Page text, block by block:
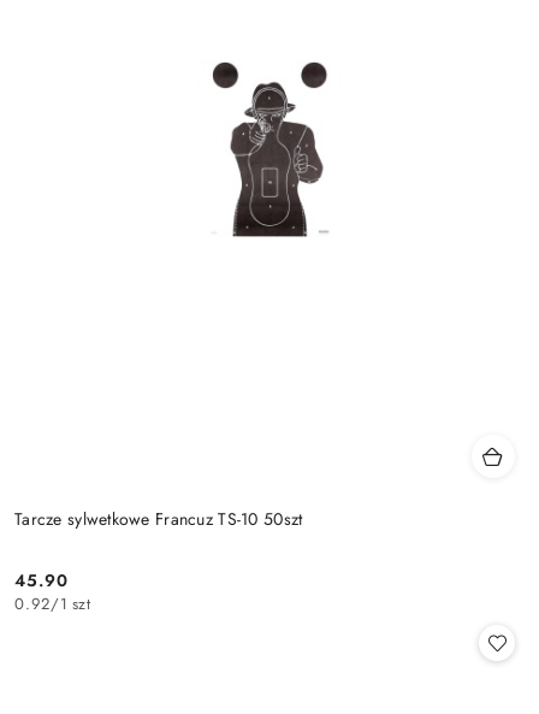
Tarcze sylwetkowe Francuz TS-10 50szt
Cena:
45.90
0.92/1 szt